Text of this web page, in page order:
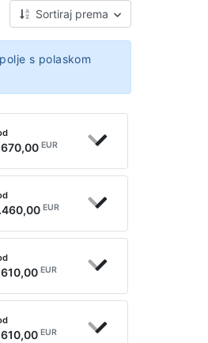
Sortiraj prema
s polaskom
EUR
EUR
EUR
EUR